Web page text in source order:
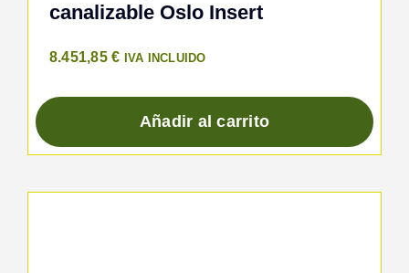
canalizable Oslo Insert
8.451,85€ IVA INCLUIDO
Añadir al carrito